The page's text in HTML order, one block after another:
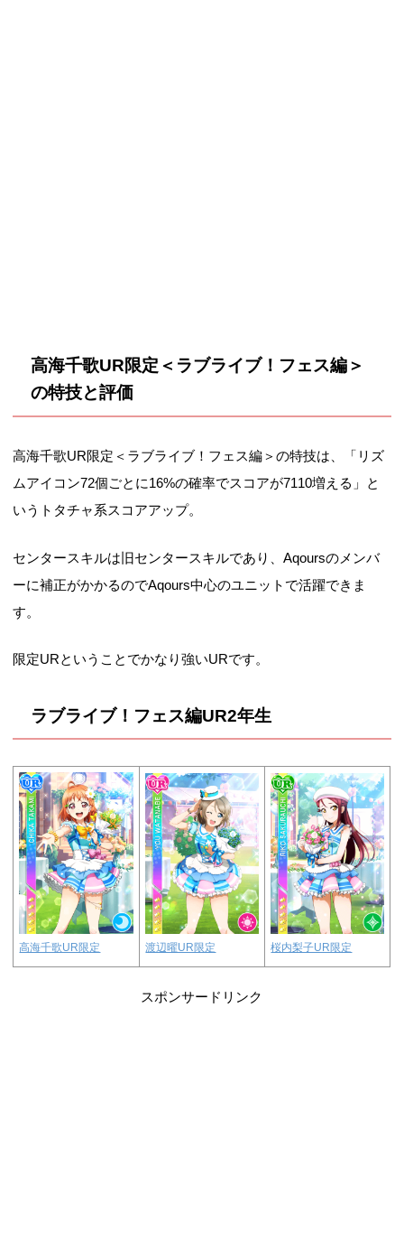
高海千歌UR限定＜ラブライブ！フェス編＞
の特技と評価
高海千歌UR限定＜ラブライブ！フェス編＞の特技は、「リズ
ムアイコン72個ごとに16%の確率でスコアが7110増える」と
いうトタチャ系スコアアップ。
センタースキルは旧センタースキルであり、Aqoursのメンバ
ーに補正がかかるのでAqours中心のユニットで活躍できま
す。
限定URということでかなり強いURです。
ラブライブ！フェス編UR2年生
高海千歌UR限定 渡辺曜UR限定 桜内梨子UR限定
スポンサードリンク